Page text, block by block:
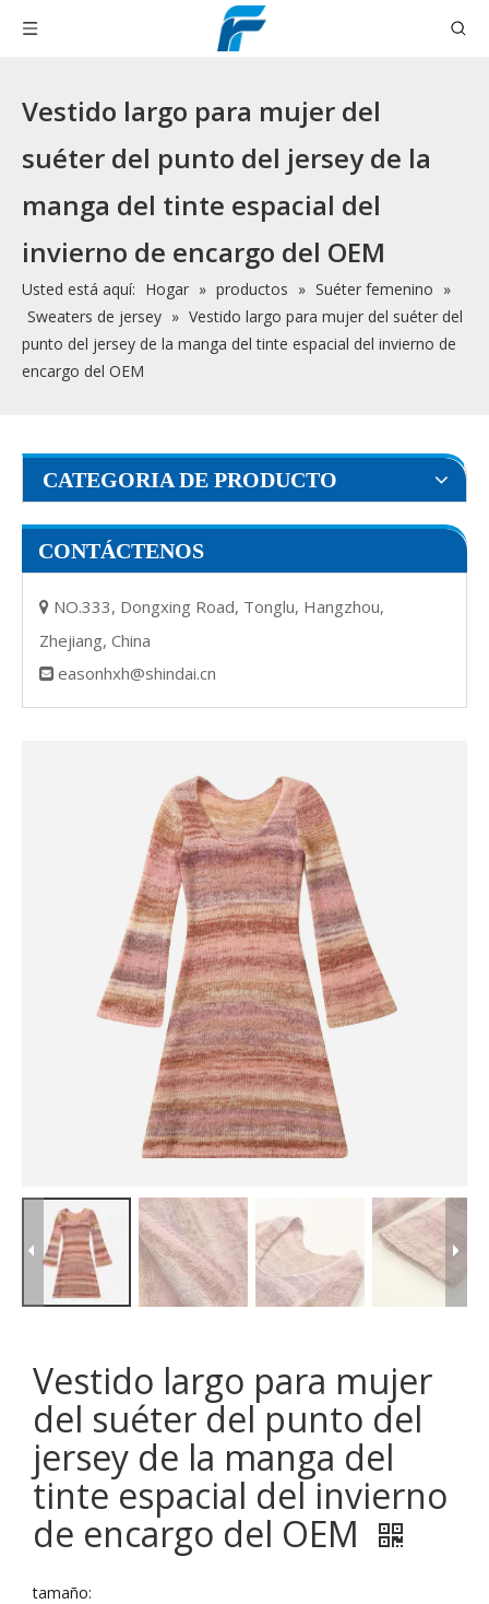
Vestido largo para mujer del
suéter del punto del jersey de la
manga del tinte espacial del
invierno de encargo del OEM
Usted está aquí: Hogar » productos » Suéter femenino »
Sweaters de jersey » Vestido largo para mujer del suéter del
punto del jersey de la manga del tinte espacial del invierno de
encargo del OEM
CATEGORIA DE PRODUCTO
CONTÁCTENOS
 NO.333, Dongxing Road, Tonglu, Hangzhou,
Zhejiang, China
 easonhxh@shindai.cn
Vestido largo para mujer
del suéter del punto del
jersey de la manga del
tinte espacial del invierno
de encargo del OEM
tamaño: